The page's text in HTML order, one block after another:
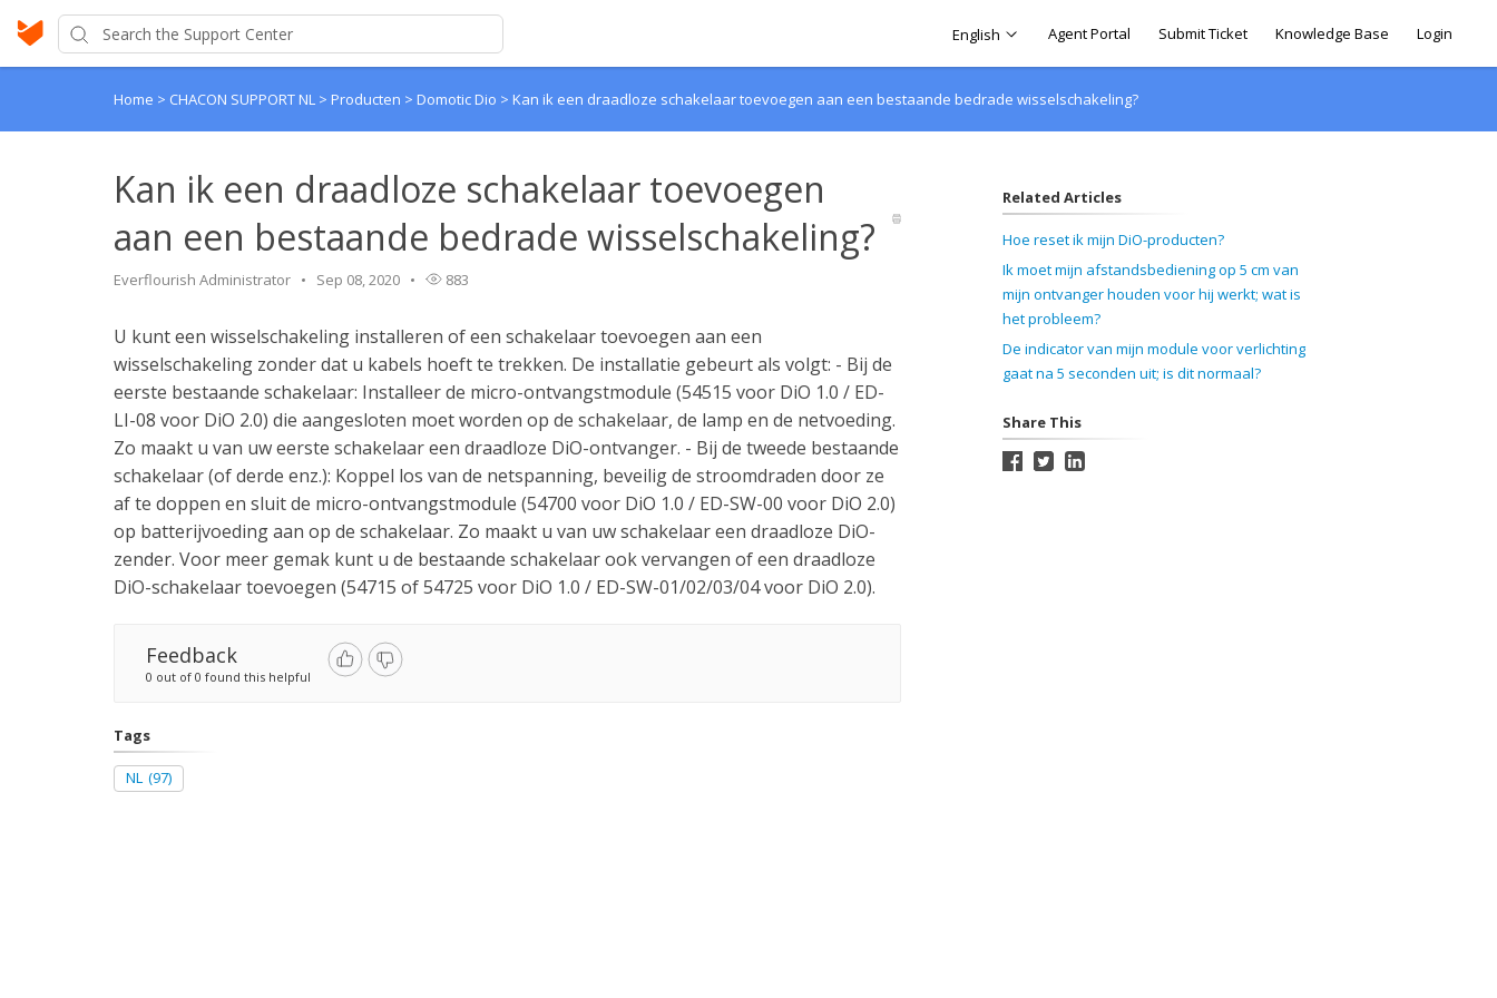
English Agent Portal Submit Ticket Knowledge Base Login
Home > CHACON SUPPORT NL > Producten > Domotic Dio > Kan ik een draadloze schakelaar toevoegen aan een bestaande bedrade wisselschakeling?
Kan ik een draadloze schakelaar toevoegen
aan een bestaande bedrade wisselschakeling?
Everflourish Administrator Sep 08, 2020 883
U kunt een wisselschakeling installeren of een schakelaar toevoegen aan een
wisselschakeling zonder dat u kabels hoeft te trekken. De installatie gebeurt als volgt: - Bij de
eerste bestaande schakelaar: Installeer de micro-ontvangstmodule (54515 voor DiO 1.0 / ED-
LI-08 voor DiO 2.0) die aangesloten moet worden op de schakelaar, de lamp en de netvoeding.
Zo maakt u van uw eerste schakelaar een draadloze DiO-ontvanger. - Bij de tweede bestaande
schakelaar (of derde enz.): Koppel los van de netspanning, beveilig de stroomdraden door ze
af te doppen en sluit de micro-ontvangstmodule (54700 voor DiO 1.0 / ED-SW-00 voor DiO 2.0)
op batterijvoeding aan op de schakelaar. Zo maakt u van uw schakelaar een draadloze DiO-
zender. Voor meer gemak kunt u de bestaande schakelaar ook vervangen of een draadloze
DiO-schakelaar toevoegen (54715 of 54725 voor DiO 1.0 / ED-SW-01/02/03/04 voor DiO 2.0).
Feedback
0 out of 0 found this helpful
Tags
NL (97)
Related Articles
Hoe reset ik mijn DiO-producten?
Ik moet mijn afstandsbediening op 5 cm van
mijn ontvanger houden voor hij werkt; wat is
het probleem?
De indicator van mijn module voor verlichting
gaat na 5 seconden uit; is dit normaal?
Share This